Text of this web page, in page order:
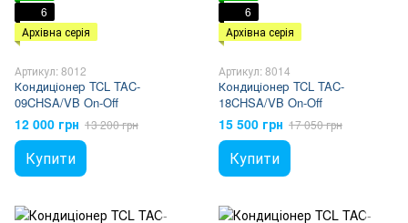
6
Архівна серія
Артикул: 8012
Кондиціонер TCL TAC-
09CHSA/VB On-Off
12 000 грн 13 200 грн
Купити
6
Архівна серія
Артикул: 8014
Кондиціонер TCL TAC-
18CHSA/VB On-Off
15 500 грн 17 050 грн
Купити